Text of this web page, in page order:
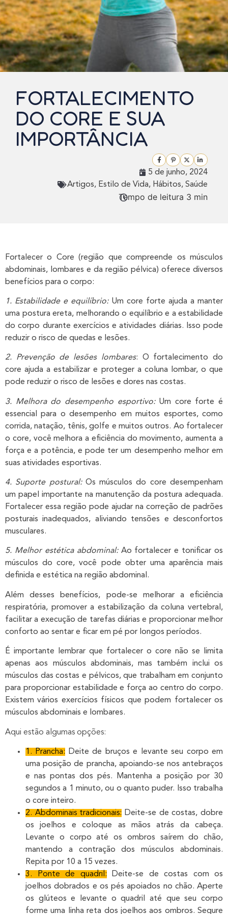
FORTALECIMENTO
DO CORE E SUA
IMPORTÂNCIA
5 de junho, 2024
Artigos, Estilo de Vida, Hábitos, Saúde
Tempo de leitura 3 min
Fortalecer o Core (região que compreende os músculos
abdominais, lombares e da região pélvica) oferece diversos
benefícios para o corpo:
1. Estabilidade e equilíbrio:Um core forte ajuda a manter
uma postura ereta, melhorando o equilíbrio e a estabilidade
do corpo durante exercícios e atividades diárias. Isso pode
reduzir o risco de quedas e lesões.
2. Prevenção de lesões lombares: O fortalecimento do
core ajuda a estabilizar e proteger a coluna lombar, o que
pode reduzir o risco de lesões e dores nas costas.
3. Melhora do desempenho esportivo:Um core forte é
essencial para o desempenho em muitos esportes, como
corrida, natação, tênis, golfe e muitos outros. Ao fortalecer
o core, você melhora a eficiência do movimento, aumenta a
força e a potência, e pode ter um desempenho melhor em
suas atividades esportivas.
4. Suporte postural:Os músculos do core desempenham
um papel importante na manutenção da postura adequada.
Fortalecer essa região pode ajudar na correção de padrões
posturais inadequados, aliviando tensões e desconfortos
musculares.
5. Melhor estética abdominal:Ao fortalecer e tonificar os
músculos do core, você pode obter uma aparência mais
definida e estética na região abdominal.
Além desses benefícios, pode-se melhorar a eficiência
respiratória, promover a estabilização da coluna vertebral,
facilitar a execução de tarefas diárias e proporcionar melhor
conforto ao sentar e ficar em pé por longos períodos.
É importante lembrar que fortalecer o core não se limita
apenas aos músculos abdominais, mas também inclui os
músculos das costas e pélvicos, que trabalham em conjunto
para proporcionar estabilidade e força ao centro do corpo.
Existem vários exercícios físicos que podem fortalecer os
músculos abdominais e lombares.
Aqui estão algumas opções:
1. Prancha:
Deite de bruços e levante seu corpo em
uma posição de prancha, apoiando-se nos antebraços
e nas pontas dos pés. Mantenha a posição por 30
segundos a 1 minuto, ou o quanto puder. Isso trabalha
o core inteiro.
2. Abdominais tradicionais: Deite-se de costas, dobre
os joelhos e coloque as mãos atrás da cabeça.
Levante o corpo até os ombros saírem do chão,
mantendo a contração dos músculos abdominais.
Repita por 10 a 15 vezes.
3. Ponte de quadril: Deite-se de costas com os
joelhos dobrados e os pés apoiados no chão. Aperte
os glúteos e levante o quadril até que seu corpo
forme uma linha reta dos joelhos aos ombros. Segure